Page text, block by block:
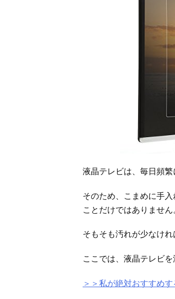
液晶テレビは、毎日頻
そのため、こまめに手
ことだけではありません
そもそも汚れが少なけ
ここでは、液晶テレビ
＞＞私が絶対おすすめ